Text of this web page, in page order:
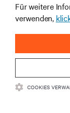
UNTERNEHMEN
BLEIBEN SIE
Für weitere
verwenden,
COOKIES